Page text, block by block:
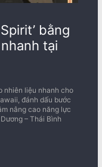
bằng
tại
nhiên liệu nhanh cho
đánh dấu bước
nâng cao năng lực
– Thái Bình